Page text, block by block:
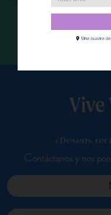
Vive
¿Deseas
Contáctanos y nos